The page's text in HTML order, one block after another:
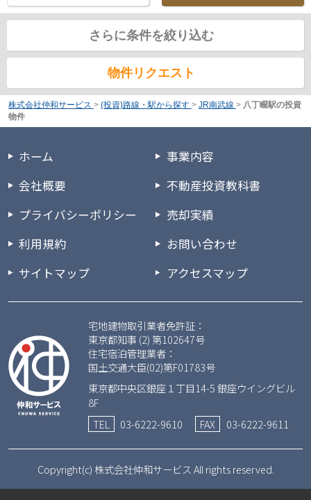
さらに条件を絞り込む
物件リクエスト
株式会社仲和サービス > (投資)路線・駅から探す > JR南武線 > 八丁畷駅の投資
物件
ホーム
会社概要
プライバシーポリシー
利用規約
サイトマップ
事業内容
不動産投資教科書
売却実績
お問い合わせ
アクセスマップ
宅地建物取引業者免許証：
東京都知事 (2) 第102647号
住宅宿泊管理業者：
国土交通大臣(02)第F01783号
東京都中央区銀座１丁目14-5 銀座ウイングビル
8F
TEL
03-6222-9610 FAX 03-6222-9611
Copyright(c) 株式会社仲和サービス All rights reserved.